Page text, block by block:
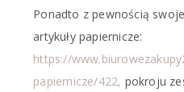
Ponadto z pewnością
artykuły papiernicze:
https://
papiernicze/422, pokroju